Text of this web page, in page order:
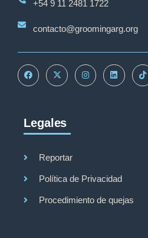
+54 9 11 2481 1722
contacto@groomingarg.org
Legales
Reportar
Política de Privacidad
Procedimiento de quejas